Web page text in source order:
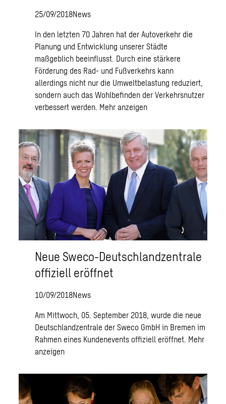
25/09/2018News
In den letzten 70 Jahren hat der Autoverkehr die
Planung und Entwicklung unserer Städte
maßgeblich beeinflusst. Durch eine stärkere
Förderung des Rad- und Fußverkehrs kann
allerdings nicht nur die Umweltbelastung reduziert,
sondern auch das Wohlbefinden der Verkehrsnutzer
verbessert werden. Mehr anzeigen
Neue Sweco-Deutschlandzentrale
offiziell eröffnet
10/09/2018News
Am Mittwoch, 05. September 2018, wurde die neue
Deutschlandzentrale der Sweco GmbH in Bremen im
Rahmen eines Kundenevents offiziell eröffnet. Mehr
anzeigen